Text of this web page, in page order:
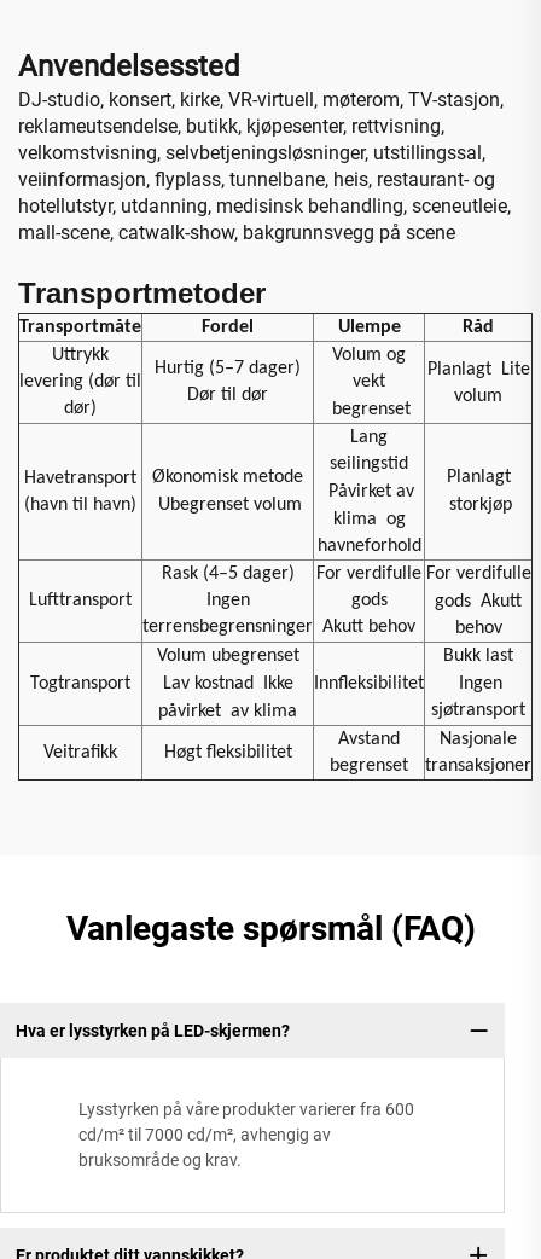
Anvendelsessted
DJ-studio, konsert, kirke, VR-virtuell, møterom, TV-stasjon,
reklameutsendelse, butikk, kjøpesenter, rettvisning,
velkomstvisning, selvbetjeningsløsninger, utstillingssal,
veiinformasjon, flyplass, tunnelbane, heis, restaurant- og
hotellutstyr, utdanning, medisinsk behandling, sceneutleie,
mall-scene, catwalk-show, bakgrunnsvegg på scene
Transportmetoder
Transportmåte Fordel Ulempe
Råd
Uttrykk
levering (dør til
dør)
Hurtig (5–7 dager)
Dør til dør
Volum og
vekt
begrenset
Planlagt
Lite
volum
Havetransport
(havn til havn)
Økonomisk metode
Ubegrenset volum
Lang
seilingstid
Påvirket av
klima og
havneforhold
Planlagt
storkjøp
Lufttransport
Rask (4–5 dager)
Ingen
terrensbegrensninger
For verdifulle
gods
Akutt behov
For verdifulle
gods Akutt
behov
Togtransport
Volum ubegrenset
Lav kostnad
Ikke
påvirket av klima
Innfleksibilitet
Bukk last
Ingen
sjøtransport
Veitrafikk Høgt fleksibilitet
Avstand
begrenset
Nasjonale
transaksjoner
Vanlegaste spørsmål (FAQ)
Hva er lysstyrken på LED-skjermen?
Lysstyrken på våre produkter varierer fra 600
cd/m² til 7000 cd/m², avhengig av
bruksområde og krav.
Er produktet ditt vannskikket?